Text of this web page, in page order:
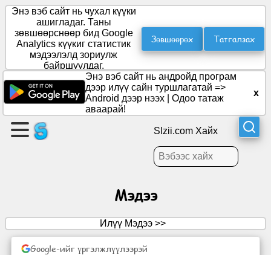
Хуудас
Бүлэг
үүсгэх
үйлчилгээ
Энэ вэб сайт нь чухал күүки
ашигладаг. Таны
зөвшөөрснөөр бид Google
Analytics күүкиг статистик
мэдээлэлд зориулж
байршуулдаг.
Зөвшөөрөх Татгалзах
Энэ вэб сайт нь андройд програм
дээр илүү сайн туршлагатай =>
Android дээр нээх
Одоо татаж
аваарай!
x
Slzii.com Хайх
Мэдээ
Илүү Мэдээ >>
Google-ийг үргэлжлүүлээрэй